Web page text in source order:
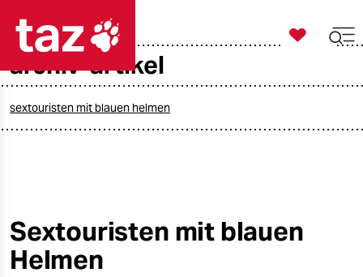
taz zahl ich
öko
gesellschaft

taz zahl ich
archiv-artikel
sextouristen mit blauen helmen
Sextouristen mit blauen
Helmen